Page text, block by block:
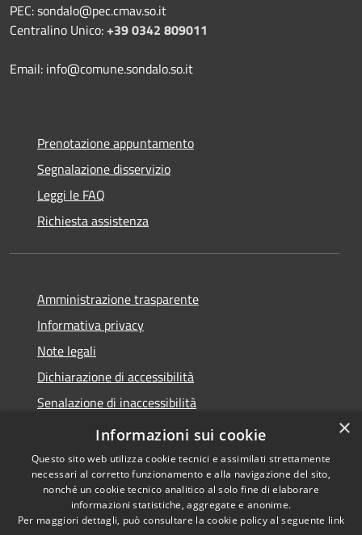
PEC: sondalo@pec.cmav.so.it
Centralino Unico:+39 0342 809011
Email: info@comune.sondalo.so.it
Prenotazione appuntamento
Segnalazione disservizio
Leggi le FAQ
Richiesta assistenza
Amministrazione trasparente
Informativa privacy
Note legali
Dichiarazione di accessibilità
Senalazione di inaccessibilità
Whistleblowing segnalazione illeciti
Accessibilità
Copyright © 2026 • Comune di
Sondalo • Powered by
×
Informazioni sui cookie
Questo sito web utilizza cookie tecnici e assimilati strettamente
necessari al corretto funzionamento e alla navigazione del sito,
nonché un cookie tecnico analitico al solo fine di elaborare
informazioni statistiche, aggregate e anonime.
Per maggiori dettagli, può consultare la cookie policy al seguente link